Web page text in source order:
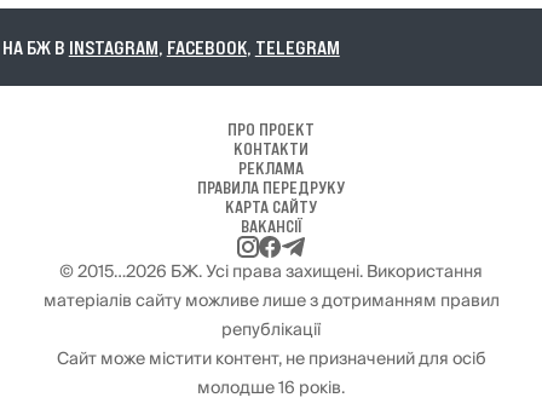
БЖ ВINSTAGRAM,FACEBOOK,TELEGRAM
ПРО ПРОЕКТ
КОНТАКТИ
РЕКЛАМА
ПРАВИЛА ПЕРЕДРУКУ
КАРТА САЙТУ
ВАКАНСІЇ
© 2015…2026 БЖ. Усі права захищені. Використання
матеріалів сайту можливе лише з дотриманням правил
републікації
Сайт може містити контент, не призначений для осіб
молодше 16 років.